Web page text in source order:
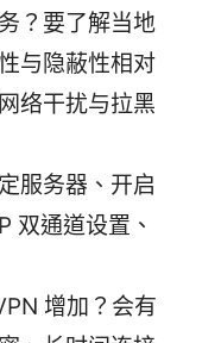
？要了解当地
与隐蔽性相对
络干扰与拉黑
服务器、开启
双通道设置、
增加？会有